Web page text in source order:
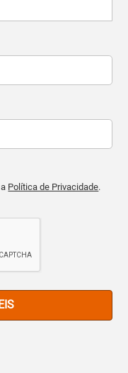
Política de Privacidade.